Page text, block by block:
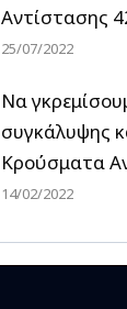
Αντίστασης
25/07/2022
Να
συγκάλυψης
Κρούσματα
14/02/2022